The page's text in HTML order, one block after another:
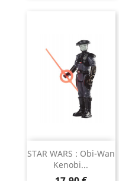
STAR WARS : Obi-Wan
Kenobi...